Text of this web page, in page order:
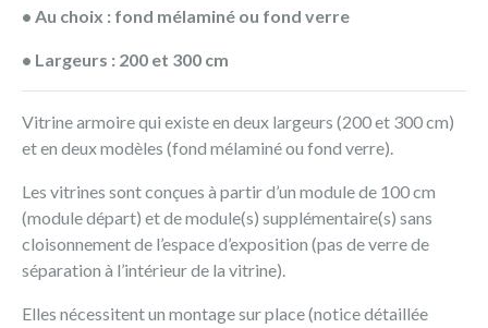
• Au choix : fond mélaminé ou fond verre
• Largeurs : 200 et 300 cm
Vitrine armoire qui existe en deux largeurs (200 et 300 cm)
et en deux modèles (fond mélaminé ou fond verre).
Les vitrines sont conçues à partir d’un module de 100 cm
(module départ) et de module(s) supplémentaire(s) sans
cloisonnement de l’espace d’exposition (pas de verre de
séparation à l’intérieur de la vitrine).
Elles nécessitent un montage sur place (notice détaillée